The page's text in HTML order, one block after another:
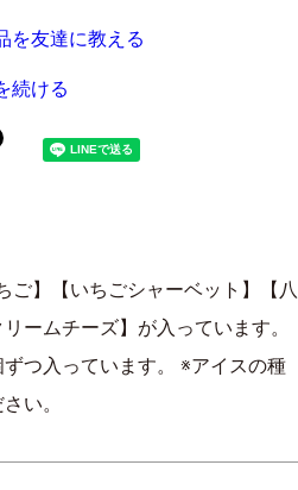
を友達に教える
続ける
ご】【いちごシャーベット】【八
ームチーズ】が入っています。
つ入っています。 ※アイスの種
い。